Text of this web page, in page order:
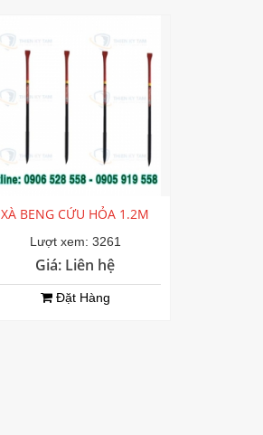
XÀ BENG CỨU HỎA 1.2M
Lượt xem: 3261
Giá: Liên hệ
Đặt Hàng